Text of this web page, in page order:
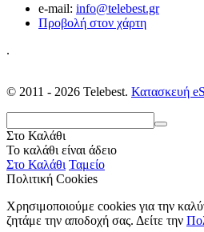
e-mail: info@telebest.gr
Προβολή στον χάρτη
.
© 2011 - 2026 Telebest. Κατασκευή
Στο Καλάθι
Το καλάθι είναι άδειο
Στο Καλάθι Ταμείο
Πολιτική Cookies
Χρησιμοποιούμε cookies για την
ζητάμε την αποδοχή σας. Δείτε την